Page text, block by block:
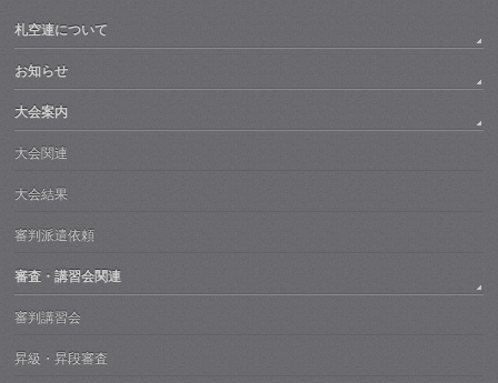
札空連について
お知らせ
大会案内
大会関連
大会結果
審判派遣依頼
審査・講習会関連
審判講習会
昇級・昇段審査